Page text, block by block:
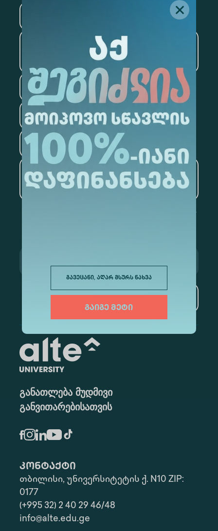
გავეცანი, აღარ მსურს ნახვა
გაიგე მეტი
საინფორმაციო
ტექნოლოგიები
სამართალი
ფსიქოლოგია
ტურიზმი
ხელოვნური ინტელექტი
და მონაცემთა ანალიტიკა
გამოწერა
განათლება მუდმივი
განვითარებისათვის
კონტაქტი
თბილისი, უნივერსიტეტის ქ. N10 ZIP:
0177
(+995 32) 2 40 29 46/48
info@alte.edu.ge